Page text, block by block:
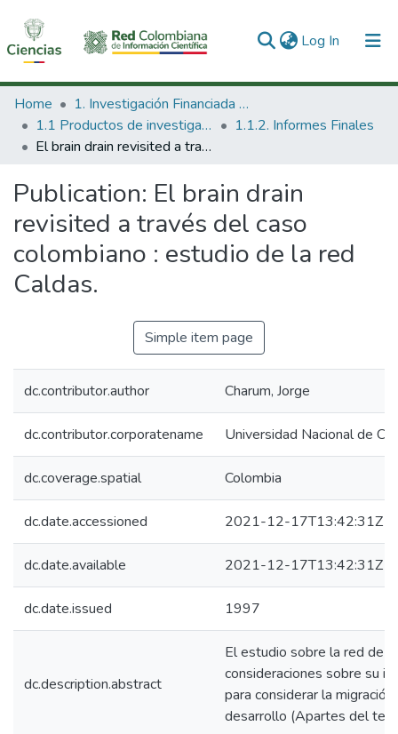
Log In (current)
Communities & Collections
All of DSpace
Home
1. Investigación Financiada con Recursos Públicos
1.1 Productos de investigación
1.1.2. Informes Finales
El brain drain revisited a través del caso colombiano : estudio de la red Caldas.
Publication: El brain drain
revisited a través del caso
colombiano : estudio de la red
Caldas.
Simple item page
dc.contributor.author Charum, Jorge
dc.contributor.corporatename Universidad Nacional de
dc.coverage.spatial Colombia
dc.date.accessioned 2021-12-17T13:42:31Z
dc.date.available 2021-12-17T13:42:31Z
dc.date.issued 1997
dc.description.abstract
El estudio sobre la red de
consideraciones sobre su
para considerar la
desarrollo (Apartes del